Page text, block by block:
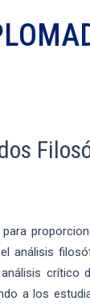
análisis
crítico
a los